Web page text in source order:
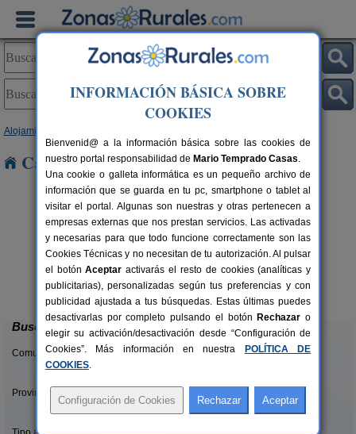
Alojamientos
Casas Rurales cerca de Buera
6 pers.
desde25 €
Camping Alquézar
Alquézar (Huesca)
Buscar
Comunidades:
Provincias/Islas:
INFORMACIÓN BÁSICA SOBRE
COOKIES
Bienvenid@ a la información básica sobre las cookies de
nuestro portal responsabilidad de Mario Temprado Casas.
Una cookie o galleta informática es un pequeño archivo de
información que se guarda en tu pc, smartphone o tablet al
visitar el portal. Algunas son nuestras y otras pertenecen a
empresas externas que nos prestan servicios. Las activadas
y necesarias para que todo funcione correctamente son las
Cookies Técnicas y no necesitan de tu autorización. Al pulsar
el botónAceptar activarás el resto de cookies (analíticas y
publicitarias), personalizadas según tus preferencias y con
publicidad ajustada a tus búsquedas. Estas últimas puedes
desactivarlas por completo pulsando el botón Rechazar o
elegir su activación/desactivación desde “Configuración de
Cookies”. Más información en nuestra
POLÍTICA DE
COOKIES.